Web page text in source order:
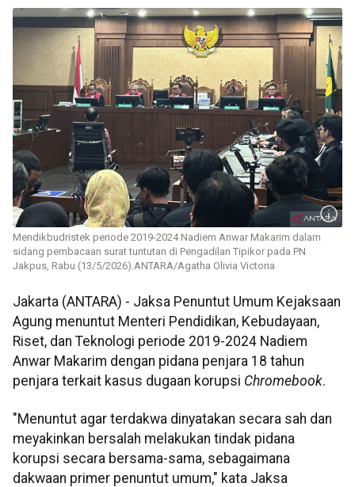
Mendikbudristek periode 2019-2024 Nadiem Anwar Makarim dalam
sidang pembacaan surat tuntutan di Pengadilan Tipikor pada PN
Jakpus, Rabu (13/5/2026).ANTARA/Agatha Olivia Victoria
Jakarta (ANTARA) - Jaksa Penuntut Umum Kejaksaan
Agung menuntut Menteri Pendidikan, Kebudayaan,
Riset, dan Teknologi periode 2019-2024 Nadiem
Anwar Makarim dengan pidana penjara 18 tahun
penjara terkait kasus dugaan korupsi Chromebook.
"Menuntut agar terdakwa dinyatakan secara sah dan
meyakinkan bersalah melakukan tindak pidana
korupsi secara bersama-sama, sebagaimana
dakwaan primer penuntut umum," kata Jaksa